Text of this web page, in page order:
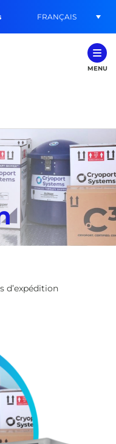
FRANÇAIS
MENU
d’expédition